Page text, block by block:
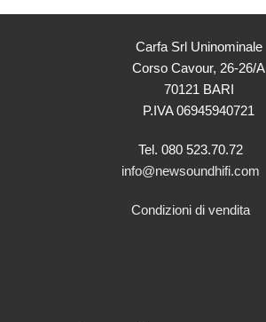
Carfa Srl Uninominale
Corso Cavour, 26-26/A
70121 BARI
P.IVA 06945940721
Tel. 080 523.70.72
info@newsoundhifi.com
Condizioni di vendita